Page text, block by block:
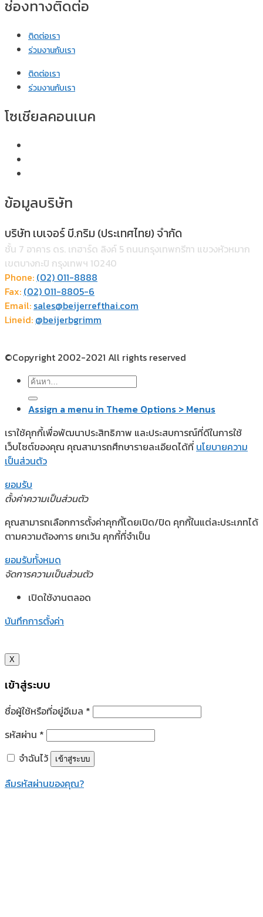
ช่องทางติดต่อ
ติดต่อเรา
ร่วมงานกับเรา
ติดต่อเรา
ร่วมงานกับเรา
โซเชียลคอนเนค
ข้อมูลบริษัท
บริษัท เบเจอร์ บี.กริม (ประเทศไทย) จำกัด
ชั้น 7 อาคาร ดร. เกฮาร์ด ลิงค์ 5 ถนนกรุงเทพกรีฑา แขวงหัวหมาก
เขตบางกะปิ กรุงเทพฯ 10240
Phone: (02) 011-8888
Fax: (02) 011-8805-6
Email: sales@beijerrefthai.com
Lineid: @beijerbgrimm
©Copyright 2002-2021 All rights reserved
ค้นหา:
Assign a menu in Theme Options > Menus
เราใช้คุกกี้เพื่อพัฒนาประสิทธิภาพ และประสบการณ์ที่ดีในการใช้
เว็บไซต์ของคุณ คุณสามารถศึกษารายละเอียดได้ที่ นโยบายความ
เป็นส่วนตัว
ยอมรับ
ตั้งค่าความเป็นส่วนตัว
คุณสามารถเลือกการตั้งค่าคุกกี้โดยเปิด/ปิด คุกกี้ในแต่ละประเภทได้
ตามความต้องการ ยกเว้น คุกกี้ที่จำเป็น
ยอมรับทั้งหมด
จัดการความเป็นส่วนตัว
เปิดใช้งานตลอด
บันทึกการตั้งค่า
X
เข้าสู่ระบบ
ชื่อผู้ใช้หรือที่อยู่อีเมล *
รหัสผ่าน *
จำฉันไว้
เข้าสู่ระบบ
ลืมรหัสผ่านของคุณ?